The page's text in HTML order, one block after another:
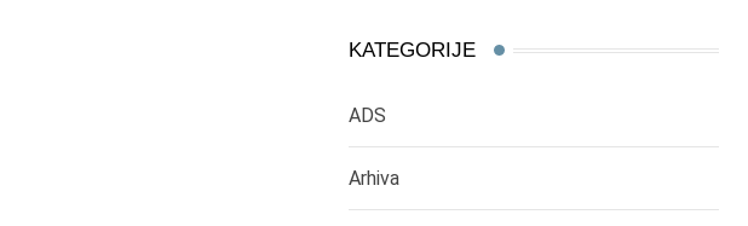
KATEGORIJE
ADS
Arhiva